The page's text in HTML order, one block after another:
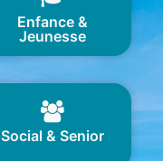
Enfance &
Jeunesse
Social & Senior